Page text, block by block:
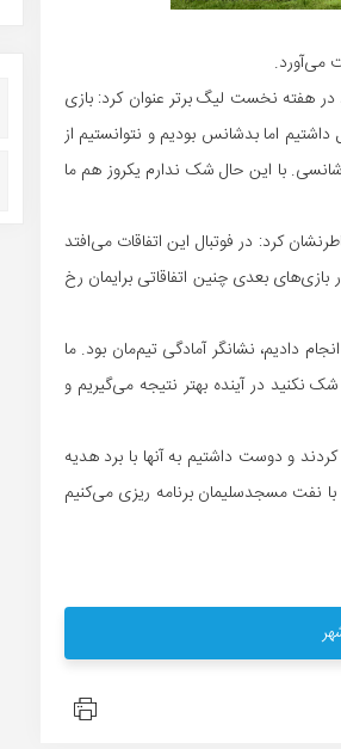
می‌آورد.
هفته نخست لیگ برتر عنوان کرد: بازی
اما بدشانس بودیم و نتوانستیم از
و این یعنی اوج بدشانسی. با این حال شک ندارم یکروز هم ما
کرد: در فوتبال این اتفاقات می‌افتد
بعدی چنین اتفاقاتی برایمان رخ
دادیم، نشانگر آمادگی تیم‌مان بود. ما
عالی به دست بیاوریم. شک نکنید در‌ آینده بهتر نتیجه می‌گیریم و
و دوست داشتیم به آنها با برد هدیه
نفت مسجدسلیمان برنامه ریزی می‌کنیم